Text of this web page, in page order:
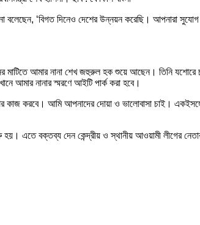
বলেছেন, ‘বিগত দিনেও দেশের উন্নয়ন করেছি। আপনারা
আমার নানা শেখ জহুরুল হক শুয়ে আছেন। তিনি
আমার নানার স্মরণে আইটি পার্ক করা হবে।
কাজ করবে। আমি আপনাদের দোয়া ও ভালোবাসা চাই।
এতে বক্তব্য দেন কেন্দ্রীয় ও স্থানীয় আওয়ামী লীগের